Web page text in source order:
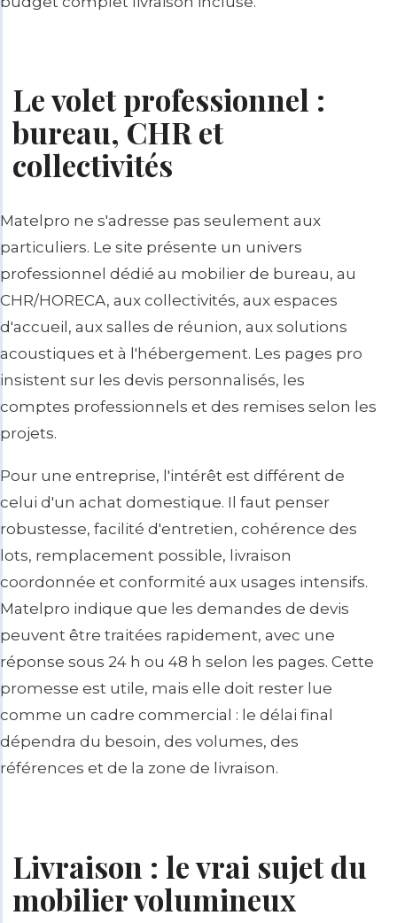
Le volet professionnel :
bureau, CHR et
collectivités
Matelpro ne s'adresse pas seulement aux
particuliers. Le site présente un univers
professionnel dédié au mobilier de bureau, au
CHR/HORECA, aux collectivités, aux espaces
d'accueil, aux salles de réunion, aux solutions
acoustiques et à l'hébergement. Les pages pro
insistent sur les devis personnalisés, les
comptes professionnels et des remises selon les
projets.
Pour une entreprise, l'intérêt est différent de
celui d'un achat domestique. Il faut penser
robustesse, facilité d'entretien, cohérence des
lots, remplacement possible, livraison
coordonnée et conformité aux usages intensifs.
Matelpro indique que les demandes de devis
peuvent être traitées rapidement, avec une
réponse sous 24 h ou 48 h selon les pages. Cette
promesse est utile, mais elle doit rester lue
comme un cadre commercial : le délai final
dépendra du besoin, des volumes, des
références et de la zone de livraison.
Livraison : le vrai sujet du
mobilier volumineux